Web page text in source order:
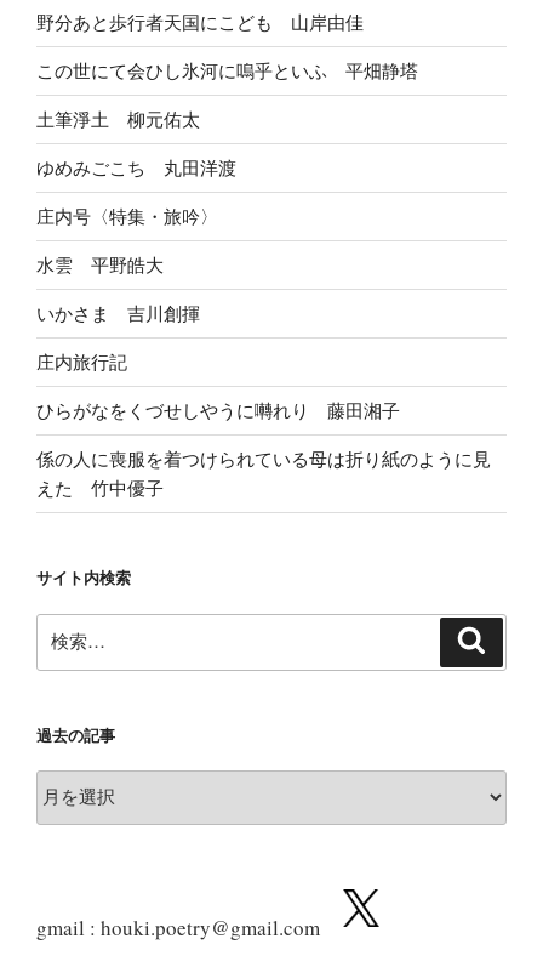
野分あと歩行者天国にこども 山岸由佳
この世にて会ひし氷河に嗚乎といふ 平畑静塔
土筆淨土 柳元佑太
ゆめみごこち 丸田洋渡
庄内号〈特集・旅吟〉
水雲 平野皓大
いかさま 吉川創揮
庄内旅行記
ひらがなをくづせしやうに囀れり 藤田湘子
係の人に喪服を着つけられている母は折り紙のように見
えた 竹中優子
サイト内検索
索:
過去の記事
去
gmail : houki.poetry@gmail.com